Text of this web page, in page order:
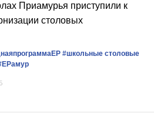
Приамурья приступили к
столовых
#школьные столовые